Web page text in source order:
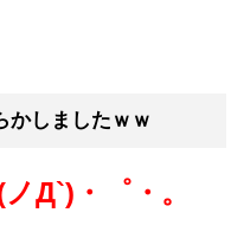
かしましたｗｗ
Д`)・゜・。